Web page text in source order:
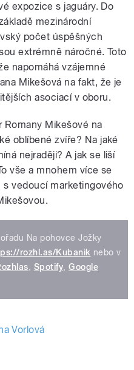
expozice s jaguáry. Do
mezinárodní
počet úspěšných
extrémně náročné. Toto
napomáhá vzájemné
Mikešová na fakt, že je
asociací v oboru.
Romany Mikešové na
oblíbené zvíře? Na jaké
nejraději? A jak se liší
vše a mnohem více se
vedoucí marketingového
Na pohovce Jožky
rozhl.as/Kubanik nebo v
, Spotify,Google
Vorlová